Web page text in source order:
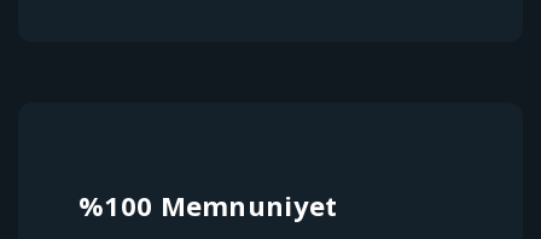
%100 Memnuniyet